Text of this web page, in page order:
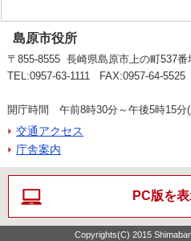
島原市役所
〒855-8555 長崎県島原市上の町537番
TEL:0957-63-1111 FAX:0957-64-5525
開庁時間 午前8時30分～午後5時15分
交通アクセス
庁舎案内
PC版を
Copyrights(C) 2015